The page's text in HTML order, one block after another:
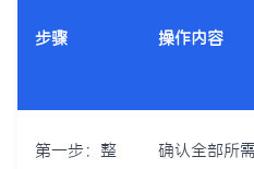
步骤 操作内容
第一步：整 确认全部所